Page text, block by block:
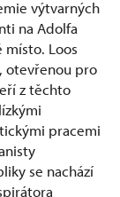
výtvarných
na Adolfa
místo. Loos
otevřenou pro
z těchto
pracemi
se nachází